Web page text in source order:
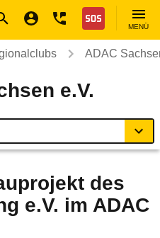
Nothilfe
MENÜ
ADAC
e.V.
des
e.V. im ADAC